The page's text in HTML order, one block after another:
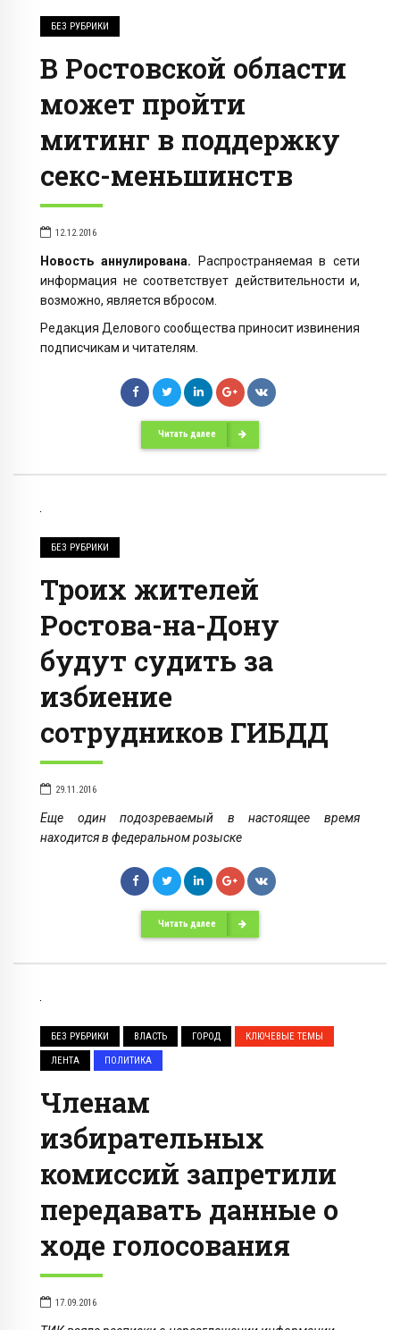
БЕЗ РУБРИКИ
В Ростовской области
может пройти
митинг в поддержку
секс-меньшинств
12.12.2016
Новость аннулирована. Распространяемая в сети
информация не соответствует действительности и,
возможно, является вбросом.
Редакция Делового сообщества приносит извинения
подписчикам и читателям.
Читать далее
БЕЗ РУБРИКИ
Троих жителей
Ростова-на-Дону
будут судить за
избиение
сотрудников ГИБДД
29.11.2016
Еще один подозреваемый в настоящее время
находится в федеральном розыске
Читать далее
БЕЗ РУБРИКИ ВЛАСТЬ ГОРОД КЛЮЧЕВЫЕ ТЕМЫ
ЛЕНТА ПОЛИТИКА
Членам
избирательных
комиссий запретили
передавать данные о
ходе голосования
17.09.2016